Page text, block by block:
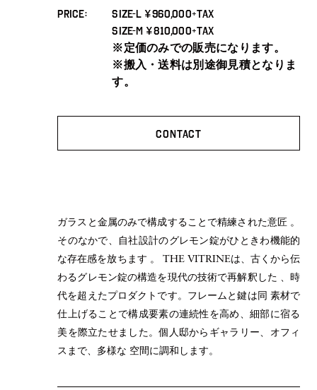
PRICE
SIZE-L ¥960,000+TAX
SIZE-M ¥810,000+TAX
※定価のみでの販売になります。
※搬入・送料は別途御見積となりま
す。
CONTACT
ガラスと金属のみで構成することで精練された意匠 。
そのなかで、自社設計のグレモン錠がひときわ機能的
な存在感を放ちます 。 THE VITRINEは、古くから伝
わるグレモン錠の構造を現代の技術で再解釈した 、時
代を超えたプロダクトです。フレームと鍵は同 素材で
仕上げることで構成要素の連続性を高め、細部に宿る
美を際立たせました。個人邸からギャラリー、オフィ
スまで、多様な 空間に調和します。